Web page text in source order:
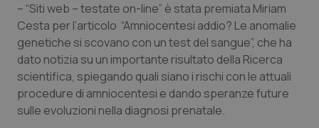
Sicilia
Toscana
Umbria
Neuroscienze & patologie neurodegenerative
Obesità
Oftalmologia
– “Siti web – testate on-line” è stata premiata Miriam
Cesta per l’articolo “Amniocentesi addio? Le anomalie
genetiche si scovano con un test del sangue”, che ha
dato notizia su un importante risultato della Ricerca
scientifica, spiegando quali siano i rischi con le attuali
procedure di amniocentesi e dando speranze future
sulle evoluzioni nella diagnosi prenatale.